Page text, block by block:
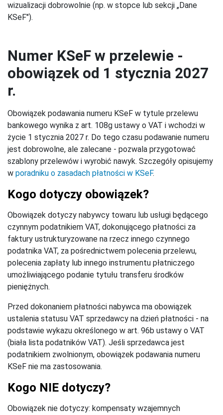
wizualizacji dobrowolnie (np. w stopce lub sekcji „Dane
KSeF").
Numer KSeF w przelewie -
obowiązek od 1 stycznia 2027
r.
Obowiązek podawania numeru KSeF w tytule przelewu
bankowego wynika z art. 108g ustawy o VAT i wchodzi w
życie 1 stycznia 2027 r. Do tego czasu podawanie numeru
jest dobrowolne, ale zalecane - pozwala przygotować
szablony przelewów i wyrobić nawyk. Szczegóły opisujemy
w poradniku o zasadach płatności w KSeF.
Kogo dotyczy obowiązek?
Obowiązek dotyczy nabywcy towaru lub usługi będącego
czynnym podatnikiem VAT, dokonującego płatności za
faktury ustrukturyzowane na rzecz innego czynnego
podatnika VAT, za pośrednictwem polecenia przelewu,
polecenia zapłaty lub innego instrumentu płatniczego
umożliwiającego podanie tytułu transferu środków
pieniężnych.
Przed dokonaniem płatności nabywca ma obowiązek
ustalenia statusu VAT sprzedawcy na dzień płatności - na
podstawie wykazu określonego w art. 96b ustawy o VAT
(biała lista podatników VAT). Jeśli sprzedawca jest
podatnikiem zwolnionym, obowiązek podawania numeru
KSeF nie ma zastosowania.
Kogo NIE dotyczy?
Obowiązek nie dotyczy: kompensaty wzajemnych